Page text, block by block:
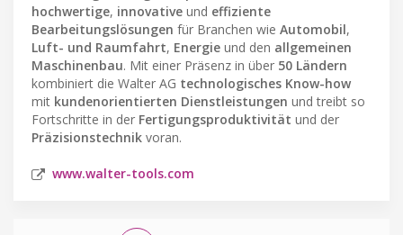
hochwertige, innovative und effiziente
Bearbeitungslösungen für Branchen wie Automobil,
Luft- und Raumfahrt, Energie und den allgemeinen
Maschinenbau. Mit einer Präsenz in über 50 Ländern
kombiniert die Walter AG technologisches Know-how
mit kundenorientierten Dienstleistungen und treibt so
Fortschritte in der Fertigungsproduktivität und der
Präzisionstechnik voran.
www.walter-tools.com